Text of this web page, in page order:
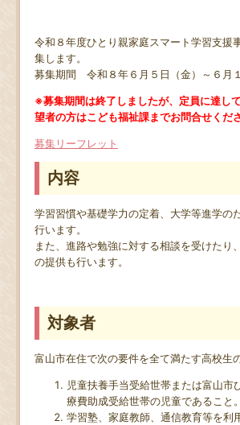
令和８年度ひとり親家庭スマート学習支援
集します。
募集期間 令和８年６月５日（金）～６月１
※募集期間は終了しましたが、定員に達し
望者の方はこども福祉課までお問合せくださ
募集リーフレット
内容
学習習慣や基礎学力の定着、大学等進学の
行います。
また、進路や勉強に対する相談を受けたり
の提供も行います。
対象者
富山市在住で次の要件を全て満たす高校生
児童扶養手当受給世帯または富山市
療費助成受給世帯の児童であること。
学習塾、家庭教師、通信教育等を利